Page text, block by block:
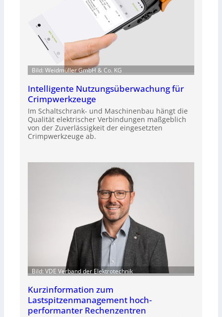
Bild: Weidmüller GmbH & Co. KG
Intelligente Nutzungsüberwachung für
Crimpwerkzeuge
Im Schaltschrank- und Maschinenbau hängt die
Qualität elektrischer Verbindungen maßgeblich
von der Zuverlässigkeit der eingesetzten
Crimpwerkzeuge ab.
Bild: VDE Verband der Elektrotechnik
Kurzinformation zum
Lastspitzenmanagement hoch-
performanter Rechenzentren